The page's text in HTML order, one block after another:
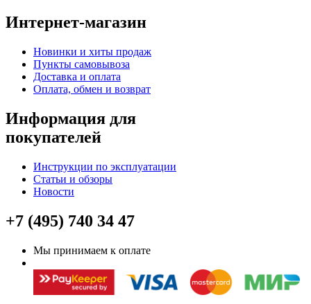
Интернет-магазин
Новинки и хиты продаж
Пункты самовывоза
Доставка и оплата
Оплата, обмен и возврат
Информация для
покупателей
Инструкции по эксплуатации
Статьи и обзоры
Новости
+7 (495) 740 34 47
Мы принимаем к оплате